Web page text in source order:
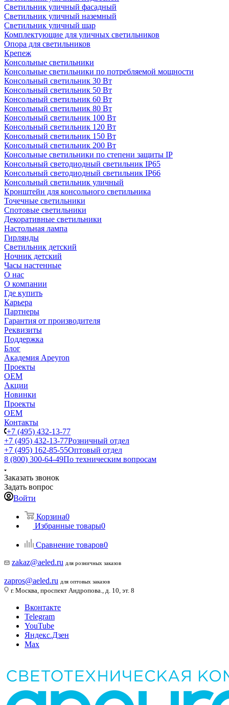
Светильник уличный фасадный
Светильник уличный наземный
Cветильник уличный шар
Комплектующие для уличных светильников
Опора для светильников
Крепеж
Консольные светильники
Консольные светильники по потребляемой мощности
Консольный светильник 30 Вт
Консольный светильник 50 Вт
Консольный светильник 60 Вт
Консольный светильник 80 Вт
Консольный светильник 100 Вт
Консольный светильник 120 Вт
Консольный светильник 150 Вт
Консольный светильник 200 Вт
Консольные светильники по степени защиты IP
Консольный светодиодный светильник IP65
Консольный светодиодный светильник IP66
Консольный светильник уличный
Кронштейн для консольного светильника
Точечные светильники
Спотовые светильники
Декоративные светильники
Настольная лампа
Гирлянды
Светильник детский
Ночник детский
Часы настенные
О нас
О компании
Где купить
Карьера
Партнеры
Гарантия от производителя
Реквизиты
Поддержка
Блог
Академия Apeyron
Проекты
ОЕМ
Акции
Новинки
Проекты
ОЕМ
Контакты
+7 (495) 432-13-77
+7 (495) 432-13-77Розничный отдел
+7 (495) 162-85-55Оптовый отдел
8 (800) 300-64-49По техническим вопросам
Заказать звонок
Задать вопрос
Войти
Корзина0
Избранные товары0
Сравнение товаров0
zakaz@aeled.ru для розничных заказов
zapros@aeled.ru для оптовых заказов
г. Москва, проспект Андропова., д. 10, эт. 8
Вконтакте
Telegram
YouTube
Яндекс.Дзен
Max